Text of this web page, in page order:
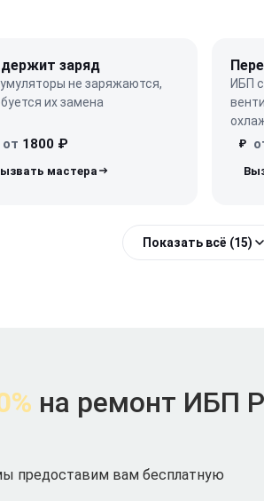
заряд
не заряжаются,
их замена
от 1800 ₽
ИБП
₽
Показать всё (15)
на ремонт ИБП
предоставим вам бесплатную